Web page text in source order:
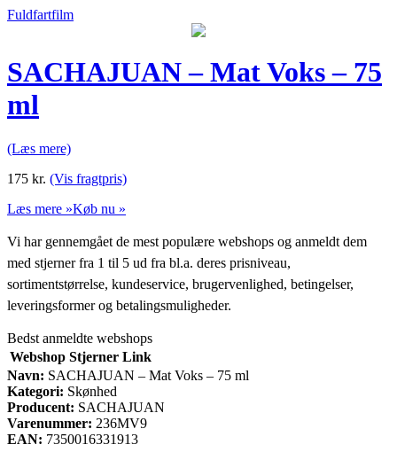
Fuldfartfilm
SACHAJUAN – Mat Voks – 75
ml
(Læs mere)
175 kr. (Vis fragtpris)
Læs mere »Køb nu »
Vi har gennemgået de mest populære webshops og anmeldt dem
med stjerner fra 1 til 5 ud fra bl.a. deres prisniveau,
sortimentstørrelse, kundeservice, brugervenlighed, betingelser,
leveringsformer og betalingsmuligheder.
Bedst anmeldte webshops
Webshop Stjerner Link
Navn: SACHAJUAN – Mat Voks – 75 ml
Kategori: Skønhed
Producent: SACHAJUAN
Varenummer: 236MV9
EAN: 7350016331913